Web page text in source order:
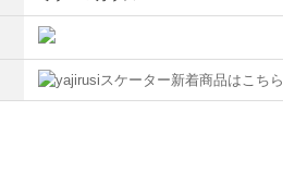
スケーター新着商品はこちら